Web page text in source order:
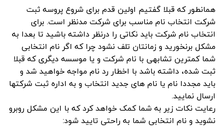
همانطور که قبلا گفتیم اولین قدم برای شروع پروسه ثبت
شرکت انتخاب نام مناسب برای شرکت مدنظر است. برای
انتخاب نام شرکت باید نکاتی را درنظر داشته باشید تا بعدا به
مشکل برنخورید و زمانتان تلف نشود چرا که اگر نام انتخابی
شما کمترین تشابهی با نام شرکت و یا موسسه دیگری که قبلا
ثبت شده، داشته باشد با اخطار رد نام مواجه خواهید شد و
باید مجددا نام یا نام های جدید انتخاب و به اداره ثبت شرکتها
ارسال نمایید.
رعایت نکات زیر به شما کمک خواهد کرد که با این مشکل روبرو
نشوید و نام انتخابی شما به راحتی تایید شود: